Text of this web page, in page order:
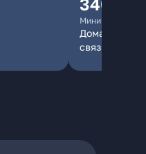
Минимальная
Домашний
связь